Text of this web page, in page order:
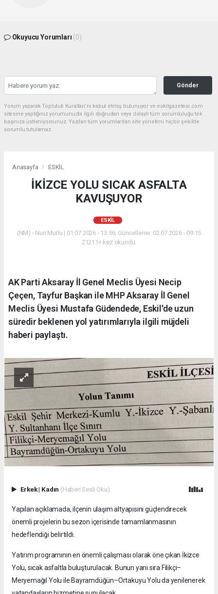
Okuyucu Yorumları (0)
Gönder
Yorum yazarak Topluluk Kuralları’nı kabul etmiş bulunuyor ve eskilgazetesi.com
sitesine yaptığınız yorumunuzla ilgili doğrudan veya dolaylı tüm sorumluluğu tek
başınıza üstleniyorsunuz. Yazılan tüm yorumlardan site yönetimi hiçbir şekilde
sorumlu tutulamaz.
Anasayfa ESKİL
İKİZCE YOLU SICAK ASFALTA
KAVUŞUYOR
ESKİL
(NM) - Nuri Mutlu | 01.07.2026 - 13:56, Güncelleme: 02.07.2026 - 09:15
21211+ kez okundu.
AK Parti Aksaray İl Genel Meclis Üyesi Necip
Çeçen, Tayfur Başkan ile MHP Aksaray İl Genel
Meclis Üyesi Mustafa Güdendede, Eskil'de uzun
süredir beklenen yol yatırımlarıyla ilgili müjdeli
haberi paylaştı.
Erkek| Kadın (Haberi Sesli Oku)
Yapılan açıklamada, ilçenin ulaşım altyapısını güçlendirecek
önemli projelerin bu sezon içerisinde tamamlanmasının
hedeflendiği belirtildi.
Yatırım programının en önemli çalışması olarak öne çıkan İkizce
Yolu, sıcak asfaltla buluşturulacak. Bunun yanı sıra Filikçi–
Meryemağıl Yolu ile Bayramdüğün–Ortakuyu Yolu da yenilenerek